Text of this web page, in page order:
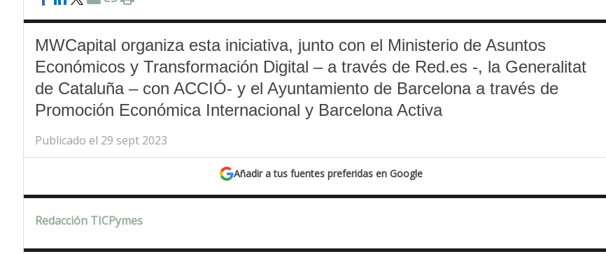
MWCapital organiza esta iniciativa, junto con el Ministerio de Asuntos
Económicos y Transformación Digital – a través de Red.es -, la Generalitat
de Cataluña – con ACCIÓ- y el Ayuntamiento de Barcelona a través de
Promoción Económica Internacional y Barcelona Activa
Publicado el 29 sept 2023
Añadir a tus fuentes preferidas en Google
Redacción TICPymes